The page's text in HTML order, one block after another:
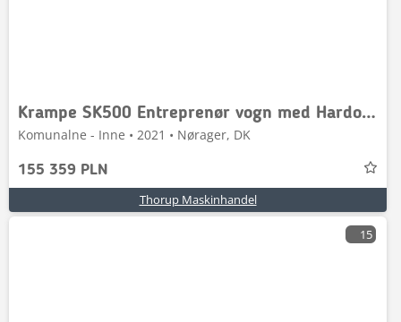
Krampe SK500 Entreprenør vogn med Hardox kasse MED KOMBI
Komunalne - Inne • 2021 • Nørager, DK
155 359 PLN
Thorup Maskinhandel
15